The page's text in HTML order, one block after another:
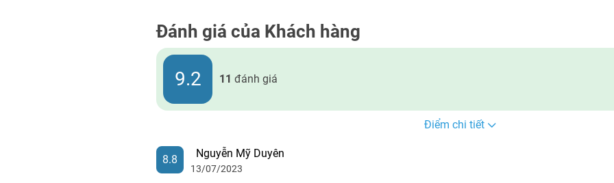
Đánh giá của Khách hàng
9.2 11 đánh giá
Điểm chi tiết
8.8 Nguyễn Mỹ Duyên
13/07/2023